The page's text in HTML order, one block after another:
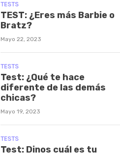
TESTS
TEST: ¿Eres más Barbie o
Bratz?
Mayo 22, 2023
TESTS
Test: ¿Qué te hace
diferente de las demás
chicas?
Mayo 19, 2023
TESTS
Test: Dinos cuál es tu